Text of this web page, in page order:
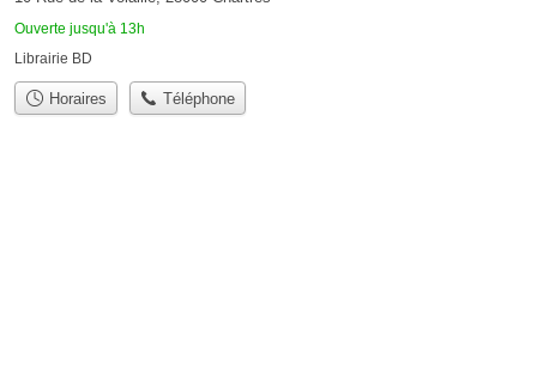
Ouverte jusqu'à 13h
Librairie BD
Horaires Téléphone